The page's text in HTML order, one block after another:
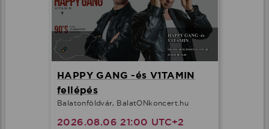
HAPPY GANG -és V1TAMIN
fellépés
Balatonföldvár, BalatONkoncert.hu
2026.08.06 21:00 UTC+2